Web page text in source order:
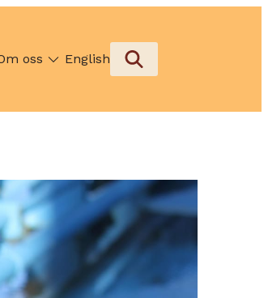
oss English